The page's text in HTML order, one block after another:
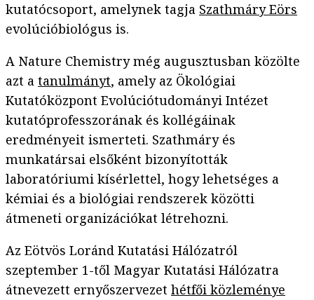
kutatócsoport, amelynek tagja Szathmáry Eörs
evolúcióbiológus is.
A Nature Chemistry még augusztusban közölte
azt a tanulmányt, amely az Ökológiai
Kutatóközpont Evolúciótudományi Intézet
kutatóprofesszorának és kollégáinak
eredményeit ismerteti. Szathmáry és
munkatársai elsőként bizonyították
laboratóriumi kísérlettel, hogy lehetséges a
kémiai és a biológiai rendszerek közötti
átmeneti organizációkat létrehozni.
Az Eötvös Loránd Kutatási Hálózatról
szeptember 1-től Magyar Kutatási Hálózatra
átnevezett ernyőszervezet hétfői közleménye